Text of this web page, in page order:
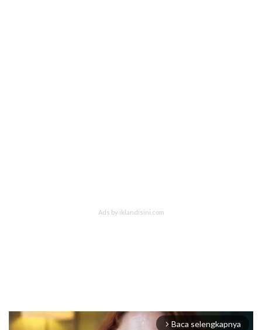
arrow_forward_ios Baca selengkapnya